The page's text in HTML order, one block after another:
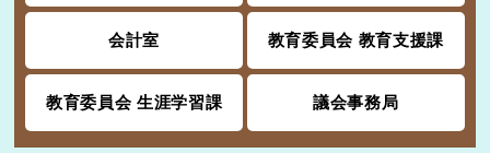
会計室 教育委員会 教育支援課
教育委員会 生涯学習課 議会事務局